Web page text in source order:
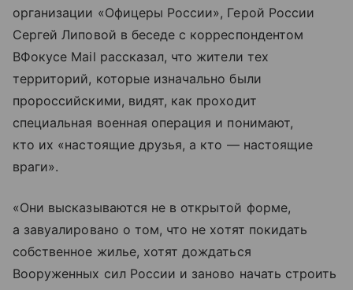
организации «Офицеры России», Герой России
Сергей Липовой в беседе с корреспондентом
ВФокусе Mail рассказал, что жители тех
территорий, которые изначально были
пророссийскими, видят, как проходит
специальная военная операция и понимают,
кто их «настоящие друзья, а кто — настоящие
враги».
«Они высказываются не в открытой форме,
а завуалировано о том, что не хотят покидать
собственное жилье, хотят дождаться
Вооруженных сил России и заново начать строить